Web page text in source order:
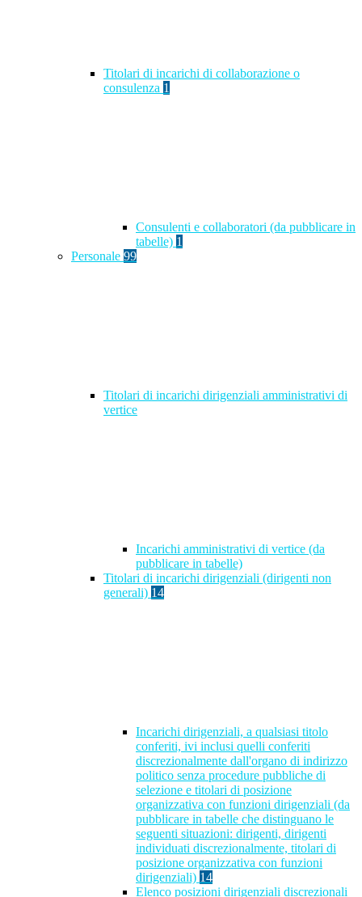
Titolari di incarichi di collaborazione o
consulenza 1
Consulenti e collaboratori (da pubblicare in
tabelle) 1
Personale 99
Titolari di incarichi dirigenziali amministrativi di
vertice
Incarichi amministrativi di vertice (da
pubblicare in tabelle)
Titolari di incarichi dirigenziali (dirigenti non
generali) 14
Incarichi dirigenziali, a qualsiasi titolo
conferiti, ivi inclusi quelli conferiti
discrezionalmente dall'organo di indirizzo
politico senza procedure pubbliche di
selezione e titolari di posizione
organizzativa con funzioni dirigenziali (da
pubblicare in tabelle che distinguano le
seguenti situazioni: dirigenti, dirigenti
individuati discrezionalmente, titolari di
posizione organizzativa con funzioni
dirigenziali) 14
Elenco posizioni dirigenziali discrezionali